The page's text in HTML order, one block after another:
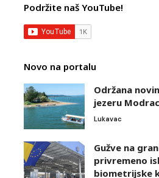
Podržite naš YouTube!
Novo na portalu
Održana
jezeru
Lukavac
Gužve na
privremeno
biometrijske